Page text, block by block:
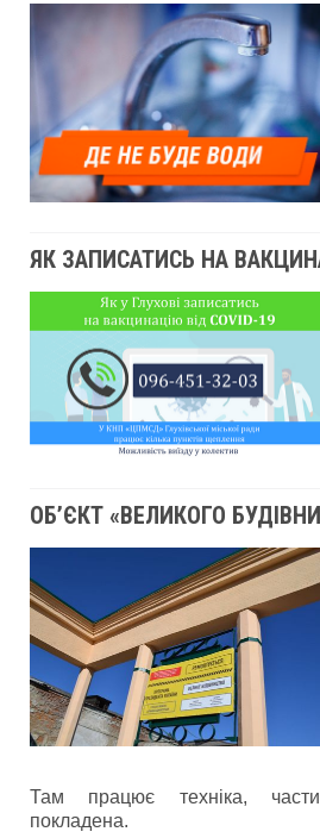
ЯК ЗАПИСАТИСЬ НА
ОБ’ЄКТ «ВЕЛИКОГО
Там працює техніка,
покладена.